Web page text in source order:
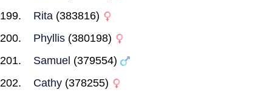
Rita (383816)
Phyllis (380198)
Samuel (379554)
Cathy (378255)